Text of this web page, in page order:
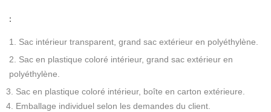
：
1. Sac intérieur transparent, grand sac extérieur en polyéthylène.
2. Sac en plastique coloré intérieur, grand sac extérieur en
polyéthylène.
3. Sac en plastique coloré intérieur, boîte en carton extérieure.
4. Emballage individuel selon les demandes du client.